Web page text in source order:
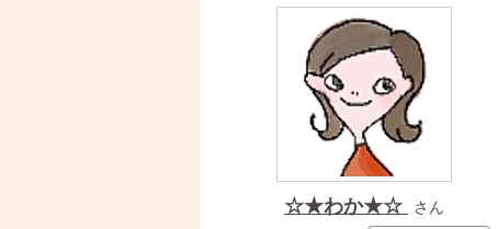
☆★わか★☆ さん